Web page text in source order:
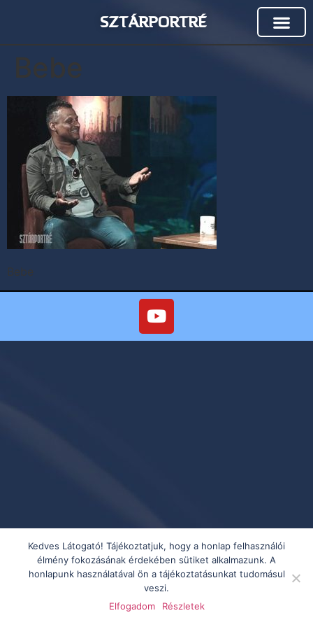
SZTÁRPORTRÉ
Bebe
Bebe
Kedves Látogató! Tájékoztatjuk, hogy a honlap felhasználói
élmény fokozásának érdekében sütiket alkalmazunk. A
honlapunk használatával ön a tájékoztatásunkat tudomásul
veszi.
Elfogadom
Részletek